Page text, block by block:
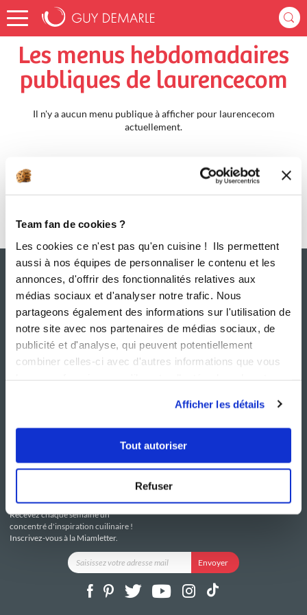
Team fan de cookies ?
Les cookies ce n'est pas qu'en cuisine ! Ils permettent
aussi à nos équipes de personnaliser le contenu et les
annonces, d'offrir des fonctionnalités relatives aux
médias sociaux et d'analyser notre trafic. Nous
partageons également des informations sur l'utilisation de
notre site avec nos partenaires de médias sociaux, de
publicité et d'analyse, qui peuvent potentiellement
combiner celles-ci avec d'autres informations que vous
Afficher les détails
Tout autoriser
Refuser
Accueil laurencecom Menus Hebdomadaires
Les menus hebdomadaires
publiques de laurencecom
Il n'y a aucun menu publique à afficher pour laurencecom
actuellement.
Le Mag'
i-Cook'in
Contactez-nous
Mentions légales
Politique de confidentialité
Utilisation des Cookies
Recevez chaque semaine un
concentré d'inspiration cuilinaire !
Inscrivez-vous à la Miamletter.